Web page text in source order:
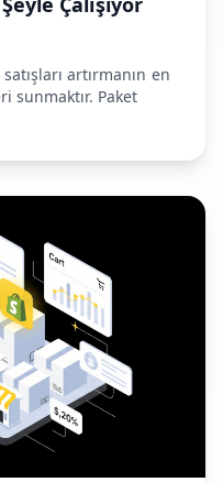
artırmanın en
sunmaktır. Paket